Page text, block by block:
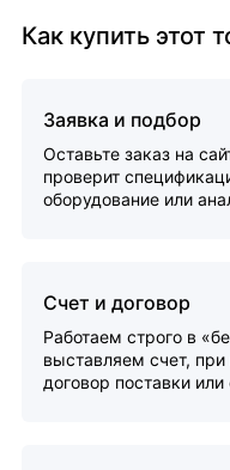
Как купить этот
Заявка и подбор
Оставьте заказ на
проверит
оборудование или
Счет и договор
Работаем строго в
выставляем счет,
договор поставки